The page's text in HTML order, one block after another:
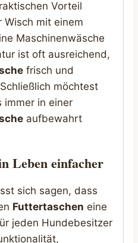
Vorteil
Wisch mit einem
Maschinenwäsche
ist oft ausreichend,
frisch und
möchtest
immer in einer
aufbewahrt
Leben einfacher
sich sagen, dass
Futtertaschen eine
jeden Hundebesitzer